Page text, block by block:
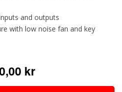
and outputs
with low noise fan and key
kr